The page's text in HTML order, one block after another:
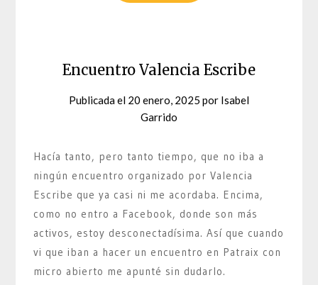
Encuentro Valencia Escribe
Publicada el 20 enero, 2025 por Isabel
Garrido
Hacía tanto, pero tanto tiempo, que no iba a
ningún encuentro organizado por Valencia
Escribe que ya casi ni me acordaba. Encima,
como no entro a Facebook, donde son más
activos, estoy desconectadísima. Así que cuando
vi que iban a hacer un encuentro en Patraix con
micro abierto me apunté sin dudarlo.